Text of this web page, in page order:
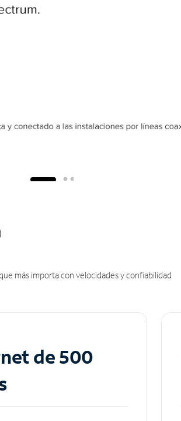
más importa con velocidades y confiabilidad
de 500